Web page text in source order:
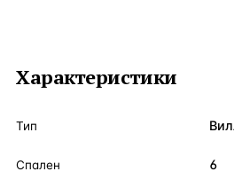
Характеристики
Тип
Спален 6